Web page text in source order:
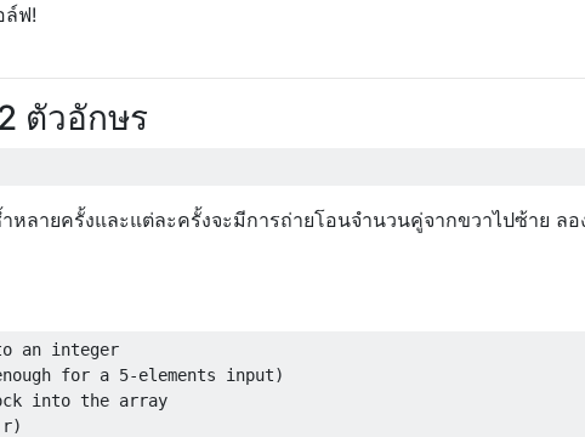
ล์ฟ!
ตัวอักษร
หลายครั้งและแต่ละครั้งจะมีการถ่ายโอนจำนวนคู่จากขวาไปซ้าย ลอ
an integer
for a 5-elements input)
into the array